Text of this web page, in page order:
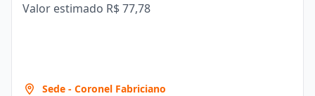
Valor estimado R$ 77,78
Sede - Coronel Fabriciano